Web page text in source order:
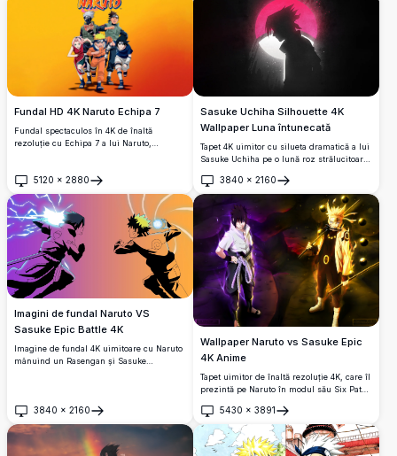
Sharingan într-o compoziție dramatică în
Fundal HD 4K Naruto Echipa 7
Fundal spectaculos în 4K de înaltă
rezoluție cu Echipa 7 a lui Naruto,
Iruka Umino pe un fundal gradient vibrant
portocaliu-roșu.
5120 × 2880
Deschide
Sasuke Uchiha Silhouette 4K
Wallpaper Luna întunecată
Tapet 4K uimitor cu silueta dramatică a lui
Sasuke Uchiha pe o lună roz strălucitoare
3840 × 2160
Deschide
Imagini de fundal Naruto VS
Sasuke Epic Battle 4K
Imagine de fundal 4K uimitoare cu Naruto
mânuind un Rasengan și Sasuke
3840 × 2160
Deschide
Wallpaper Naruto vs Sasuke Epic
4K Anime
Tapet uimitor de înaltă rezoluție 4K, care îl
prezintă pe Naruto în modul său Six Paths
energie violet închis, ambele în poziții
puternice de luptă din emblematica serie
Naruto Shippuden.
5430 × 3891
Deschide